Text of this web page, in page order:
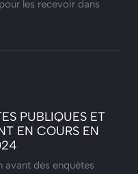
les recevoir dans
PUBLIQUES ET
EN COURS EN
avant des enquêtes